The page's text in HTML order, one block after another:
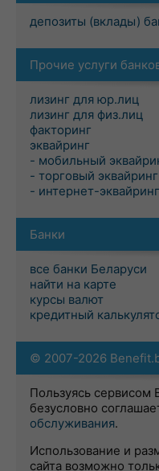
депозиты (вклады)
Прочие услуги
лизинг для юр.лиц
лизинг для физ.лиц
факторинг
эквайринг
- мобильный
- торговый эквайринг
- интернет-эквайринг
Банки
все банки Беларуси
найти на карте
курсы валют
кредитный
© 2007-2026
Пользуясь сервисом
безусловно
обслуживания.
Использование и
сайта возможно